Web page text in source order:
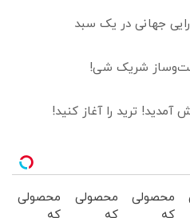
جهانی در یک سبد
شریک شی!
آمدید! ترید را آغاز کنید!
محصولی
محصولی
محصولی